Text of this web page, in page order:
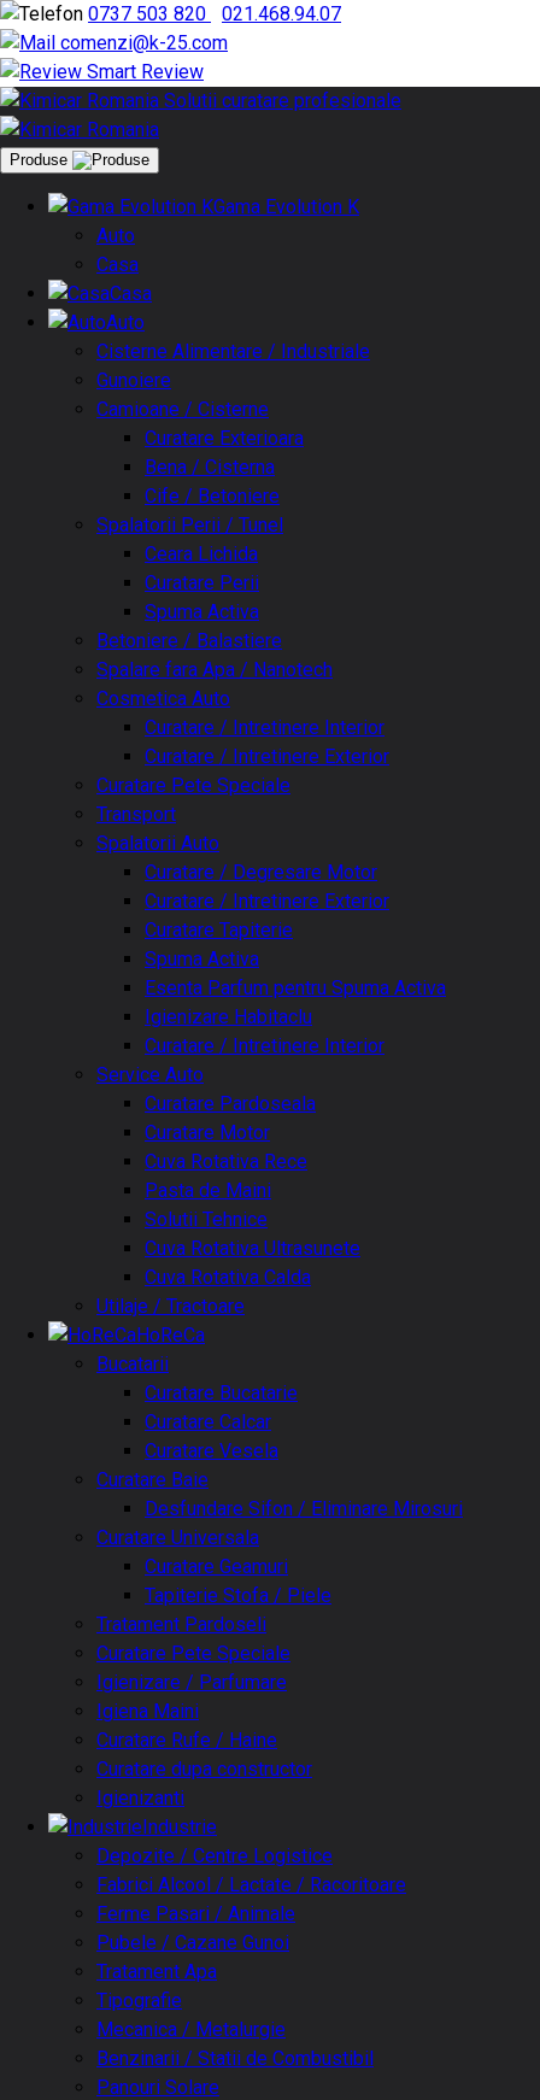
0737 503 820
021.468.94.07
comenzi@k-25.com
Smart Review
Produse
Gama Evolution K
Auto
Casa
Casa
Auto
Cisterne Alimentare / Industriale
Gunoiere
Camioane / Cisterne
Curatare Exterioara
Bena / Cisterna
Cife / Betoniere
Spalatorii Perii / Tunel
Ceara Lichida
Curatare Perii
Spuma Activa
Betoniere / Balastiere
Spalare fara Apa / Nanotech
Cosmetica Auto
Curatare / Intretinere Interior
Curatare / Intretinere Exterior
Curatare Pete Speciale
Transport
Spalatorii Auto
Curatare / Degresare Motor
Curatare / Intretinere Exterior
Curatare Tapiterie
Spuma Activa
Esenta Parfum pentru Spuma Activa
Igienizare Habitaclu
Curatare / Intretinere Interior
Service Auto
Curatare Pardoseala
Curatare Motor
Cuva Rotativa Rece
Pasta de Maini
Solutii Tehnice
Cuva Rotativa Ultrasunete
Cuva Rotativa Calda
Utilaje / Tractoare
HoReCa
Bucatarii
Curatare Bucatarie
Curatare Calcar
Curatare Vesela
Curatare Baie
Desfundare Sifon / Eliminare Mirosuri
Curatare Universala
Curatare Geamuri
Tapiterie Stofa / Piele
Tratament Pardoseli
Curatare Pete Speciale
Igienizare / Parfumare
Igiena Maini
Curatare Rufe / Haine
Curatare dupa constructor
Igienizanti
Industrie
Depozite / Centre Logistice
Fabrici Alcool / Lactate / Racoritoare
Ferme Pasari / Animale
Pubele / Cazane Gunoi
Tratament Apa
Tipografie
Mecanica / Metalurgie
Benzinarii / Statii de Combustibil
Panouri Solare